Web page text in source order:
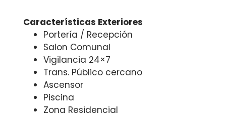
Características Exteriores
Portería / Recepción
Salon Comunal
Vigilancia 24×7
Trans. Público cercano
Ascensor
Piscina
Zona Residencial